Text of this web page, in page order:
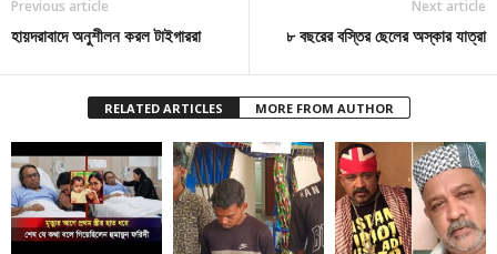
Previous article
হায়দরাবাদে অনুশীলন করল টাইগাররা
Next article
৮ বছরের বস্তির ছেলের অস্কার যাত্রা
RELATED ARTICLES MORE FROM AUTHOR